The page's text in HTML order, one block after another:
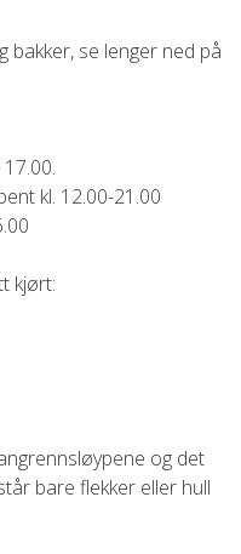
bakker, se lenger ned på
kl. 12.00-21.00
kjørt:
og det
bare flekker eller hull